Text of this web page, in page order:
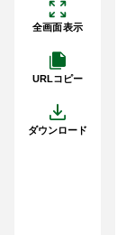
全画面表示
URLコピー
ダウンロード